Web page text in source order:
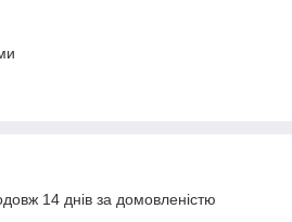
14 днів за домовленістю